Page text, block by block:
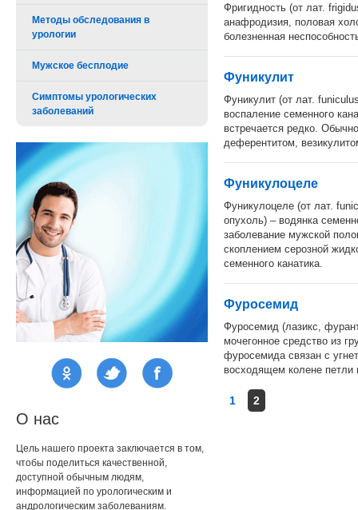
Методы обследования в
урологии
Мужское бесплодие
Симптомы урологических
заболеваний
О нас
Цель нашего проекта заключается в том,
чтобы поделиться качественной,
доступной обычным людям,
информацией по урологическим и
андрологическим заболеваниям.
Фригидность (от лат.
анафродизия, половая
болезненная
Фуникулит
Фуникулит (от лат.
воспаление семенного
встречается редко.
деферентитом,
Фуникулоцеле
Фуникулоцеле (от лат.
опухоль) – водянка
заболевание мужской
скоплением серозной
семенного канатика.
Фуросемид
Фуросемид (лазикс,
мочегонное средство из
фуросемида связан с
восходящем колене петли
1 2